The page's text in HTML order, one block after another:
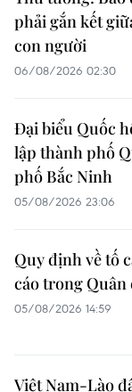
phải gắn kết
con người
06/08/2026 02:30
Đại biểu Quốc
lập thành phố
phố Bắc Ninh
05/08/2026 23:06
Quy định về tố
cáo trong
05/08/2026 14:59
Việt Nam-Lào